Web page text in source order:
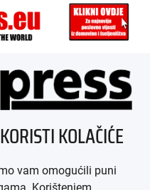
KOLAČIĆE
vam omogućili puni